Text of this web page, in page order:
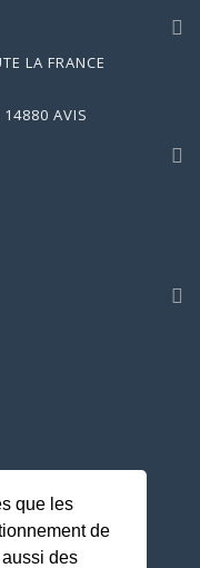
LA FRANCE
14880 AVIS
que les
de
des